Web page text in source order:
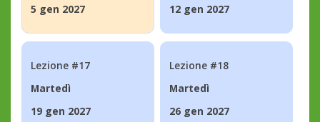
5 gen 2027
12 gen 2027
Lezione #17
Martedì
19 gen 2027
Lezione #18
Martedì
26 gen 2027